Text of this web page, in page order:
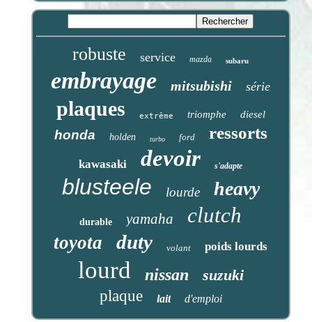
robuste service mazda subaru
embrayage mitsubishi série
plaques extrême triomphe diesel
honda holden turbo ford ressorts
kawasaki devoir s'adapte
blusteele lourde heavy
durable yamaha clutch
toyota duty volant poids lourds
lourd nissan
suzuki
plaque
lait d'emploi